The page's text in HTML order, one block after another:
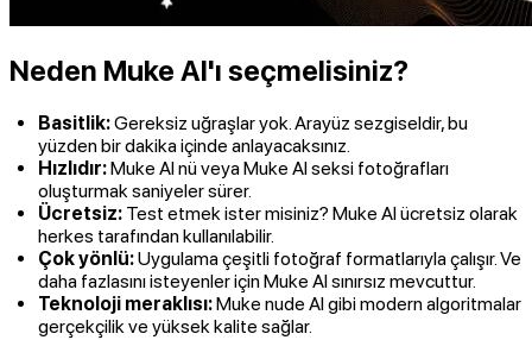
Neden Muke AI'ı seçmelisiniz?
Basitlik:Gereksiz uğraşlar yok. Arayüz sezgiseldir, bu
yüzden bir dakika içinde anlayacaksınız.
Hızlıdır:Muke AI nü veya Muke AI seksi fotoğrafları
oluşturmak saniyeler sürer.
Ücretsiz: Test etmek ister misiniz? Muke AI ücretsiz olarak
herkes tarafından kullanılabilir.
Çok yönlü:Uygulama çeşitli fotoğraf formatlarıyla çalışır. Ve
daha fazlasını isteyenler için Muke AI sınırsız mevcuttur.
Teknoloji meraklısı:Muke nude AI gibi modern algoritmalar
gerçekçilik ve yüksek kalite sağlar.